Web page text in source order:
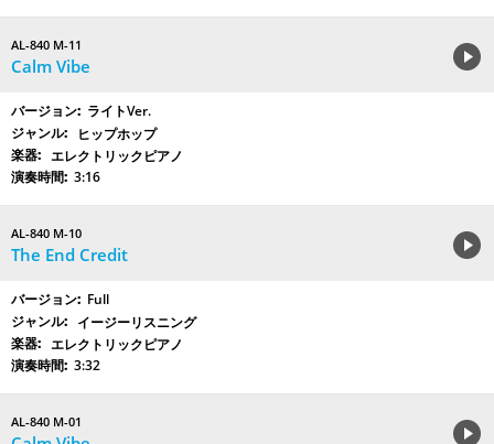
AL-840 M-11
Calm Vibe
ライトVer.
ヒップホップ
エレクトリックピアノ
3:16
AL-840 M-10
The End Credit
Full
イージーリスニング
エレクトリックピアノ
3:32
AL-840 M-01